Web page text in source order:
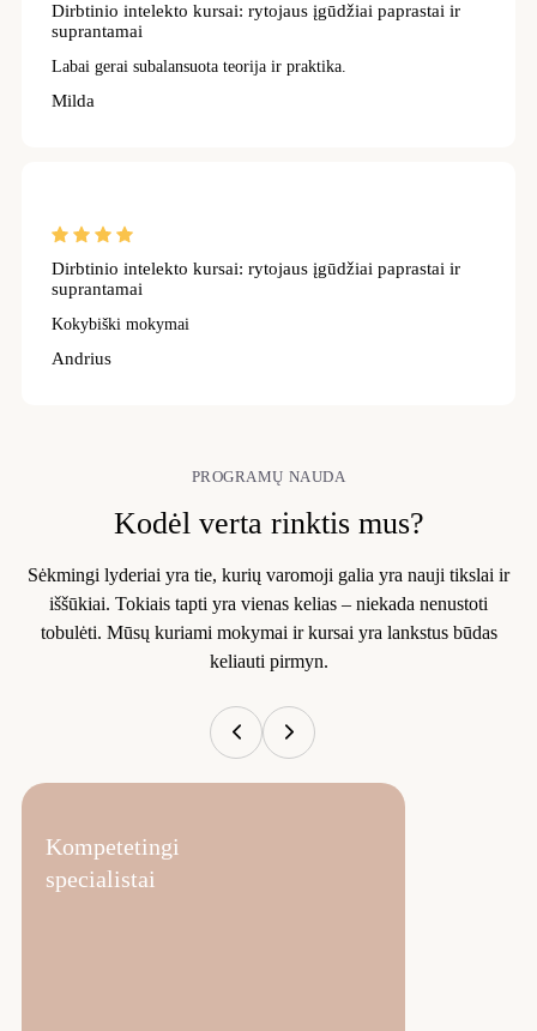
Dirbtinio intelekto kursai: rytojaus įgūdžiai paprastai ir
suprantamai
Labai gerai subalansuota teorija ir praktika.
Milda
Dirbtinio intelekto kursai: rytojaus įgūdžiai paprastai ir
suprantamai
Kokybiški mokymai
Andrius
PROGRAMŲ NAUDA
Kodėl verta rinktis mus?
Sėkmingi lyderiai yra tie, kurių varomoji galia yra nauji tikslai ir
iššūkiai. Tokiais tapti yra vienas kelias – niekada nenustoti
tobulėti. Mūsų kuriami mokymai ir kursai yra lankstus būdas
keliauti pirmyn.
Kompetetingi
specialistai